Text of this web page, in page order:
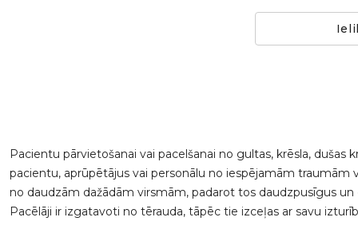
Pacientu pārvietošanai vai pacelšanai no gultas, krēsla,
pacientu, aprūpētājus vai personālu no iespējamām
no daudzām dažādām virsmām, padarot tos daudzpusīgus
Pacēlāji ir izgatavoti no tērauda, ​​tāpēc tie izceļas ar savu